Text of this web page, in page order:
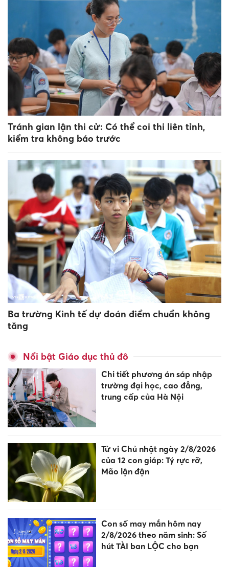
Tránh gian lận thi cử: Có thể coi thi liên tỉnh,
kiểm tra không báo trước
Ba trường Kinh tế dự đoán điểm chuẩn không
tăng
Nổi bật Giáo dục thủ đô
Chi tiết phương án sáp nhập
trường đại học, cao đẳng,
trung cấp của Hà Nội
Tử vi Chủ nhật ngày 2/8/2026
của 12 con giáp: Tý rực rỡ,
Mão lận đận
Con số may mắn hôm nay
2/8/2026 theo năm sinh: Số
hút TÀI ban LỘC cho bạn